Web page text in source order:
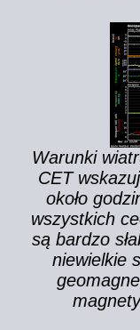
Warunki
CET
około
wszystkich
są bardzo
niewielkie